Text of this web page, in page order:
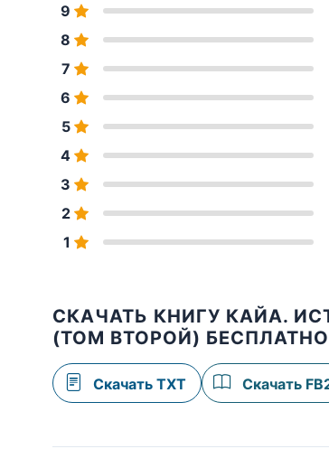
9
8
7
6
5
4
3
2
1
СКАЧАТЬ КНИГУ КАЙА.
(ТОМ ВТОРОЙ) БЕСПЛАТНО
Скачать TXT Скачать